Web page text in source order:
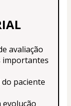
avaliação
importantes
paciente
evolução